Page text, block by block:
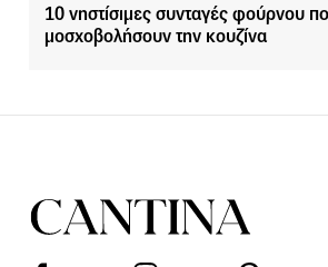
10 νηστίσιμες συνταγές φούρνου
μοσχοβολήσουν την κουζίνα